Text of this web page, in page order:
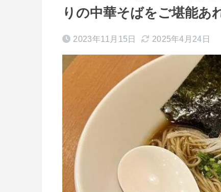
りの中華そばをご堪能あ
2023年11月15日 2025年4月24日